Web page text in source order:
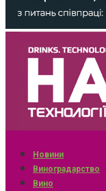
Новини
Виноградарство
Вино